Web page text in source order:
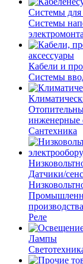
Системы для
Системы
аксессуары
Кабели и
Системы
инженерные
Сантехника
Датчики/
производства
Реле
Лампы